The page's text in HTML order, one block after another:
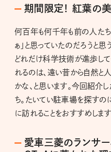
期間限定！ 紅葉の
何百年も何千年も前の人たち
ぁ」と思っていたのだろうと
どれだけ科学技術が進歩して
れるのは、遠い昔から自然と
かな、と思います。今回紹介し
ち。たいてい駐車場を探すの
に訪れることをおすすめします
愛車三菱のランサー